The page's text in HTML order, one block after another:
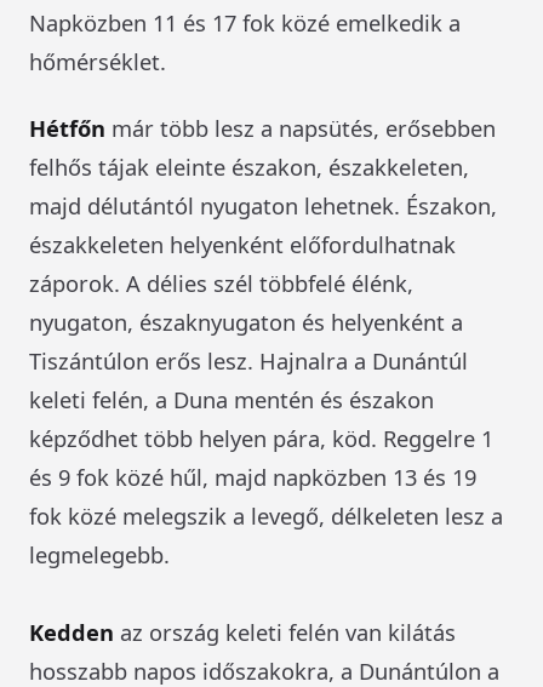
Napközben 11 és 17 fok közé emelkedik a
hőmérséklet.
Hétfőn már több lesz a napsütés, erősebben
felhős tájak eleinte északon, északkeleten,
majd délutántól nyugaton lehetnek. Északon,
északkeleten helyenként előfordulhatnak
záporok. A délies szél többfelé élénk,
nyugaton, északnyugaton és helyenként a
Tiszántúlon erős lesz. Hajnalra a Dunántúl
keleti felén, a Duna mentén és északon
képződhet több helyen pára, köd. Reggelre 1
és 9 fok közé hűl, majd napközben 13 és 19
fok közé melegszik a levegő, délkeleten lesz a
legmelegebb.
Kedden az ország keleti felén van kilátás
hosszabb napos időszakokra, a Dunántúlon a